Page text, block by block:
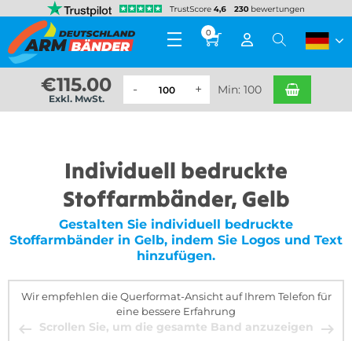
0
€115.00
Exkl. MwSt.
Min: 100
Individuell bedruckte
Stoffarmbänder, Gelb
Gestalten Sie individuell bedruckte
Stoffarmbänder in Gelb, indem Sie Logos und Text
hinzufügen.
Wir empfehlen die Querformat-Ansicht auf Ihrem Telefon für
eine bessere Erfahrung
Scrollen Sie, um die gesamte Band anzuzeigen